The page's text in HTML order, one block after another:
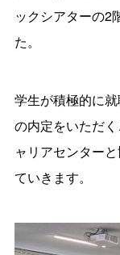
ックシアターの2
た。
学生が積極的に
の内定をいただ
ャリアセンター
ていきます。